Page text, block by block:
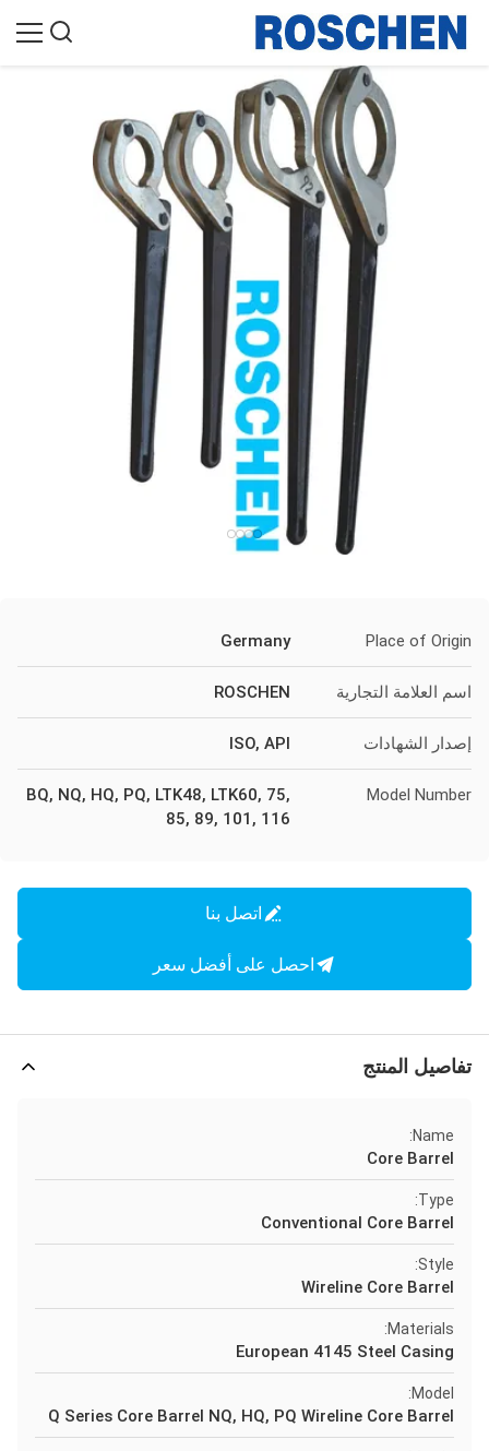
Place of Origin
Germany
اسم العلامة التجارية ROSCHEN
إصدار الشهادات ISO, API
Model Number
BQ, NQ, HQ, PQ, LTK48, LTK60, 75,
85, 89, 101, 116
اتصل بنا
احصل على أفضل سعر
تفاصيل المنتج
Name:
Core Barrel
Type:
Conventional Core Barrel
Style:
Wireline Core Barrel
Materials:
European 4145 Steel Casing
Model:
Q Series Core Barrel NQ, HQ, PQ Wireline Core Barrel